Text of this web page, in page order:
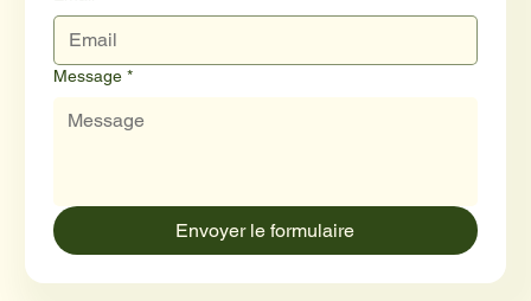
Message *
Envoyer le formulaire